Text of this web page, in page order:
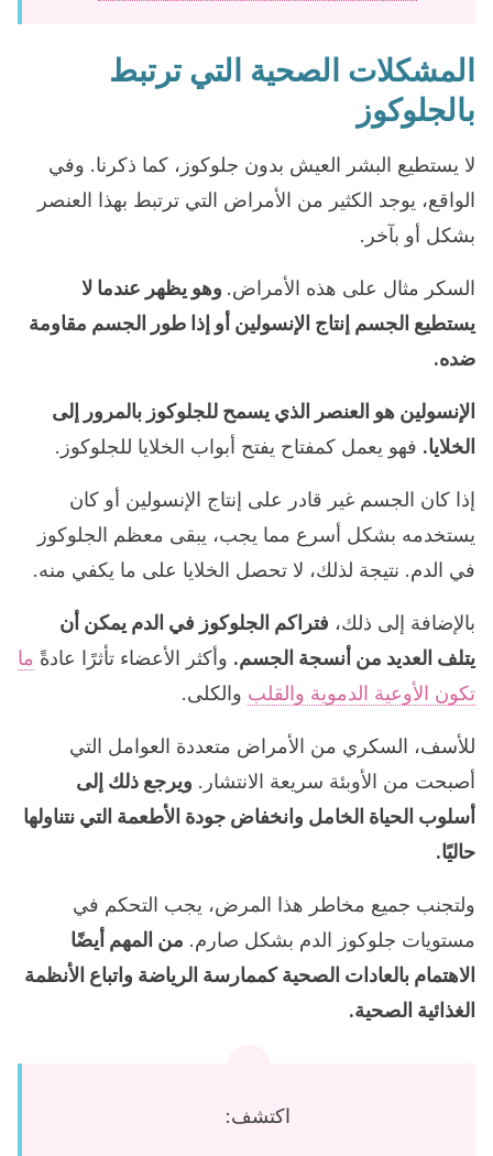
المشكلات الصحية التي ترتبط
بالجلوكوز
لا يستطيع البشر العيش بدون جلوكوز، كما ذكرنا. وفي
الواقع، يوجد الكثير من الأمراض التي ترتبط بهذا العنصر
بشكل أو بآخر.
السكر مثال على هذه الأمراض. وهو يظهر عندما لا
يستطيع الجسم إنتاج الإنسولين أو إذا طور الجسم مقاومة
ضده.
الإنسولين هو العنصر الذي يسمح للجلوكوز بالمرور إلى
الخلايا. فهو يعمل كمفتاح يفتح أبواب الخلايا للجلوكوز.
إذا كان الجسم غير قادر على إنتاج الإنسولين أو كان
يستخدمه بشكل أسرع مما يجب، يبقى معظم الجلوكوز
في الدم. نتيجة لذلك، لا تحصل الخلايا على ما يكفي منه.
بالإضافة إلى ذلك، فتراكم الجلوكوز في الدم يمكن أن
يتلف العديد من أنسجة الجسم. وأكثر الأعضاء تأثرًا عادةً ما
تكون الأوعية الدموية والقلب والكلى.
للأسف، السكري من الأمراض متعددة العوامل التي
أصبحت من الأوبئة سريعة الانتشار. ويرجع ذلك إلى
أسلوب الحياة الخامل وانخفاض جودة الأطعمة التي نتناولها
حاليًا.
ولتجنب جميع مخاطر هذا المرض، يجب التحكم في
مستويات جلوكوز الدم بشكل صارم. من المهم أيضًا
الاهتمام بالعادات الصحية كممارسة الرياضة واتباع الأنظمة
الغذائية الصحية.
اكتشف: